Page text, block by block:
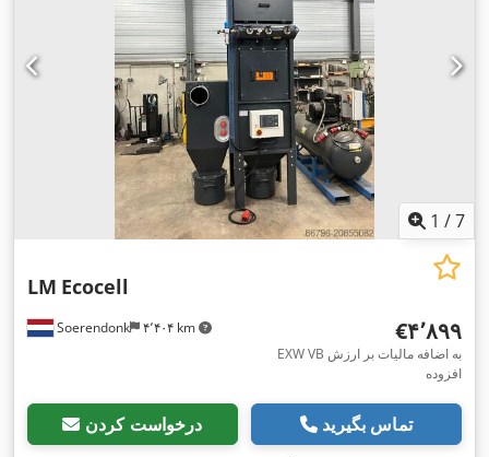
1 /7
Soerendonk ۴٬۴۰۴ km
LM Ecocell
‎€۴٬۸۹۹
EXW VB به اضافه مالیات بر ارزش
افزوده
درخواست کردن تماس بگیرید